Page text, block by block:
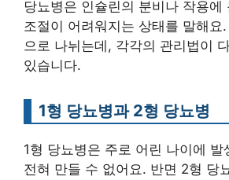
당뇨병은 인슐린의 분비나 작용에
조절이 어려워지는 상태를 말해요
으로 나뉘는데, 각각의 관리법이
있습니다.
1형 당뇨병과 2형 당뇨병
1형 당뇨병은 주로 어린 나이에 발
전혀 만들 수 없어요. 반면 2형 당